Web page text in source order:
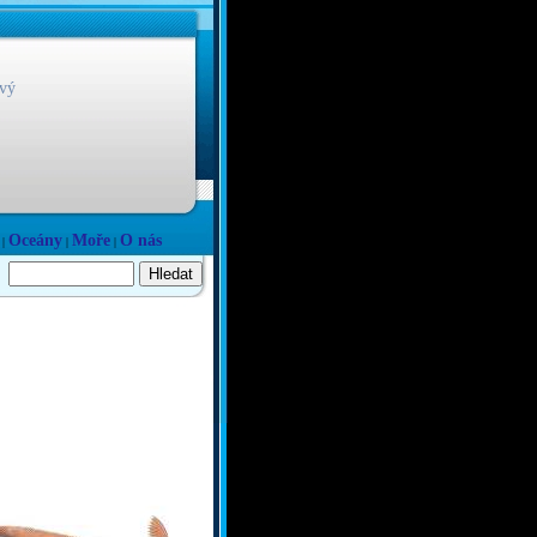
| Oceány | Moře | O nás